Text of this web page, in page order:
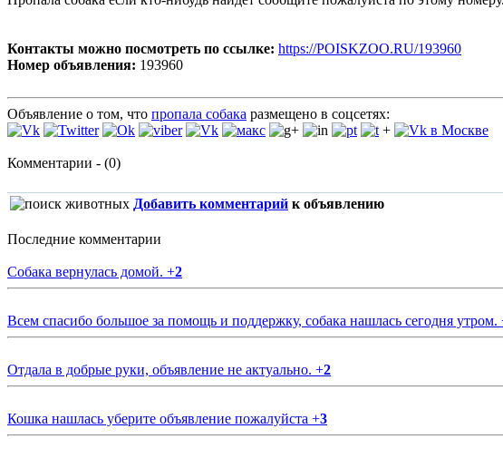
Контакты можно посмотреть по ссылке: https://POISKZOO.RU/193960
Номер объявления: 193960
Объявление о том, что пропала собака размещено в соцсетях:
+
Комментарии - (0)
Добавить комментарий к объявлению
Последние комментарии
Собака вернулась домой. +2
Всем спасибо большое за помощь и поддержку, собака нашлась сегодня утром.
Отдала в добрые руки, объявление не актуально. +2
Кошка нашлась уберите объявление пожалуйста +3